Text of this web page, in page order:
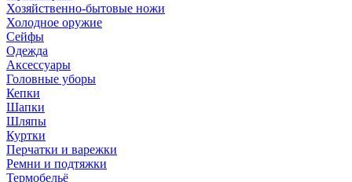
Хозяйственно-бытовые ножи
Холодное оружие
Сейфы
Одежда
Аксессуары
Головные уборы
Кепки
Шапки
Шляпы
Куртки
Перчатки и варежки
Ремни и подтяжки
Термобельё